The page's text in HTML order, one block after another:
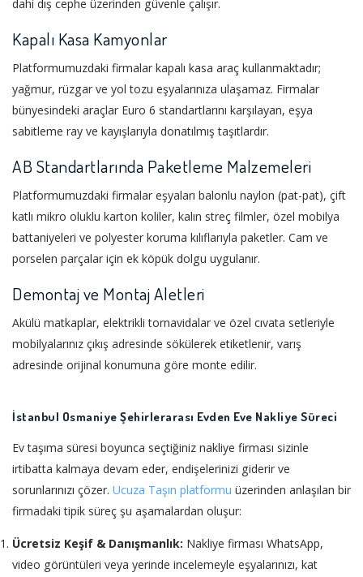
dahi dış cephe üzerinden güvenle çalışır.
Kapalı Kasa Kamyonlar
Platformumuzdaki firmalar kapalı kasa araç kullanmaktadır;
yağmur, rüzgar ve yol tozu eşyalarınıza ulaşamaz. Firmalar
bünyesindeki araçlar Euro 6 standartlarını karşılayan, eşya
sabitleme ray ve kayışlarıyla donatılmış taşıtlardır.
AB Standartlarında Paketleme Malzemeleri
Platformumuzdaki firmalar eşyaları balonlu naylon (pat-pat), çift
katlı mikro oluklu karton koliler, kalın streç filmler, özel mobilya
battaniyeleri ve polyester koruma kılıflarıyla paketler. Cam ve
porselen parçalar için ek köpük dolgu uygulanır.
Demontaj ve Montaj Aletleri
Akülü matkaplar, elektrikli tornavidalar ve özel cıvata setleriyle
mobilyalarınız çıkış adresinde sökülerek etiketlenir, varış
adresinde orijinal konumuna göre monte edilir.
İstanbul Osmaniye Şehirlerarası Evden Eve Nakliye Süreci
Ev taşıma süresi boyunca seçtiğiniz nakliye firması sizinle
irtibatta kalmaya devam eder, endişelerinizi giderir ve
sorunlarınızı çözer. Ucuza Taşın platformu üzerinden anlaşılan bir
firmadaki tipik süreç şu aşamalardan oluşur:
Ücretsiz Keşif & Danışmanlık: Nakliye firması WhatsApp,
video görüntüleri veya yerinde incelemeyle eşyalarınızı, kat